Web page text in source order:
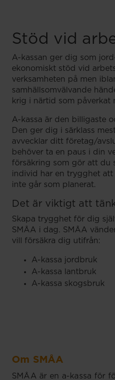
Stöd vid
A-kassan ger dig som
ekonomiskt stöd vid
verksamheten på men
samhällsomvälvande
krig i närtid som påverkat
A-kassa är den billigaste
Den ger dig i särklass
avvecklar ditt företag/
behöver ta en paus i din
försäkring som gör att du
individ har en trygghet
inte går som planerat.
Det är viktigt att
Skapa trygghet för dig
SMÅA i dag. SMÅA
vill försäkra dig utifrån:
A-kassa jordbruk
A-kassa lantbruk
A-kassa skogsbruk
Om SMÅA
SMÅA är en a-kassa för